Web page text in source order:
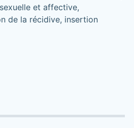
et affective,
de la récidive, insertion